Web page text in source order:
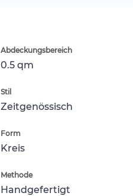
Abdeckungsbereich
0.5 qm
Stil
Zeitgenössisch
Form
Kreis
Methode
Handgefertigt